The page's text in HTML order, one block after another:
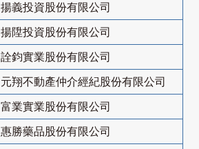
揚義投資股份有限公司
揚陞投資股份有限公司
詮鈞實業股份有限公司
元翔不動產仲介經紀股份有限公司
富業實業股份有限公司
惠勝藥品股份有限公司